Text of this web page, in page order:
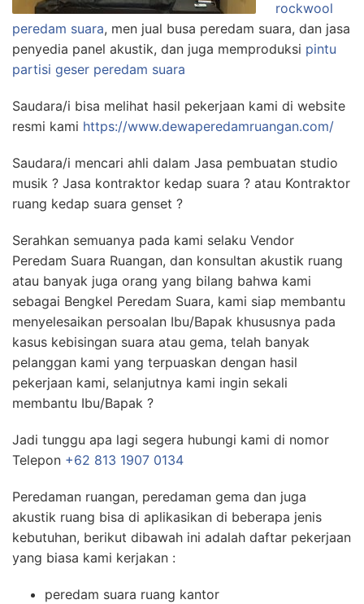
rockwool
peredam suara, men jual busa peredam suara, dan jasa
penyedia panel akustik, dan juga memproduksi pintu
partisi geser peredam suara
Saudara/i bisa melihat hasil pekerjaan kami di website
resmi kami https://www.dewaperedamruangan.com/
Saudara/i mencari ahli dalam Jasa pembuatan studio
musik ? Jasa kontraktor kedap suara ? atau Kontraktor
ruang kedap suara genset ?
Serahkan semuanya pada kami selaku Vendor
Peredam Suara Ruangan, dan konsultan akustik ruang
atau banyak juga orang yang bilang bahwa kami
sebagai Bengkel Peredam Suara, kami siap membantu
menyelesaikan persoalan Ibu/Bapak khususnya pada
kasus kebisingan suara atau gema, telah banyak
pelanggan kami yang terpuaskan dengan hasil
pekerjaan kami, selanjutnya kami ingin sekali
membantu Ibu/Bapak ?
Jadi tunggu apa lagi segera hubungi kami di nomor
Telepon +62 813 1907 0134
Peredaman ruangan, peredaman gema dan juga
akustik ruang bisa di aplikasikan di beberapa jenis
kebutuhan, berikut dibawah ini adalah daftar pekerjaan
yang biasa kami kerjakan :
peredam suara ruang kantor